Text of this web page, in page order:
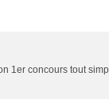
1er concours tout